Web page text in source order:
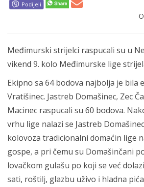
Podijeli
Međimurski strijelci raspucali su u
vikend 9. kolo Međimurske lige
Ekipno sa 64 bodova najbolja je bila
Vratišinec. Jastreb Domašinec, Zec
Macinec raspucali su 60 bodova.
vrhu lige nalazi se Jastreb
kolovoza tradicionalni domaćin lige
gospe, a pri čemu su Domašinčani
lovačkom gulašu po koji se već
sati, roštilj, glazbu uživo i hladna